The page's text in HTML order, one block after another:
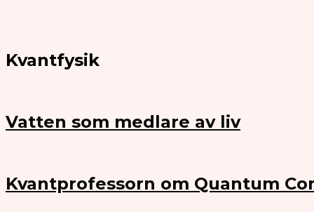
Kvantfysik
Vatten som medlare av liv
Kvantprofessorn om Quantum